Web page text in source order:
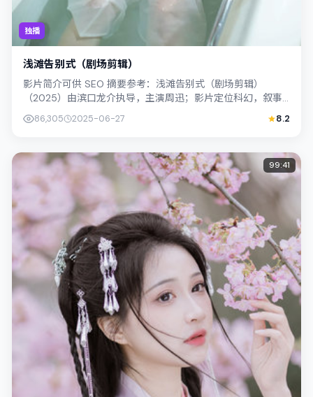
独播
浅滩告别式（剧场剪辑）
影片简介可供 SEO 摘要参考：浅滩告别式（剧场剪辑）
（2025）由滨口龙介执导，主演周迅；影片定位科幻，叙事
锚定中国台湾的社会议题与个体命运，...
86,305 2025-06-27 8.2
99:41